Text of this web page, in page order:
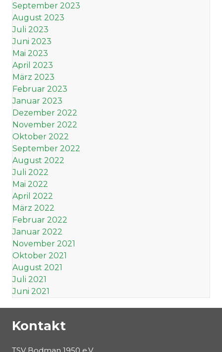
September 2023
August 2023
Juli 2023
Juni 2023
Mai 2023
April 2023
März 2023
Februar 2023
Januar 2023
Dezember 2022
November 2022
Oktober 2022
September 2022
August 2022
Juli 2022
Mai 2022
April 2022
März 2022
Februar 2022
Januar 2022
November 2021
Oktober 2021
August 2021
Juli 2021
Juni 2021
Kontakt
TSV Bodman 1950 e.V.